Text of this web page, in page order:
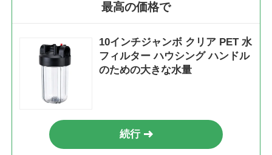
最高の価格で
10インチジャンボ クリア PET 水
フィルター ハウシング ハンドル
のための大きな水量
続行